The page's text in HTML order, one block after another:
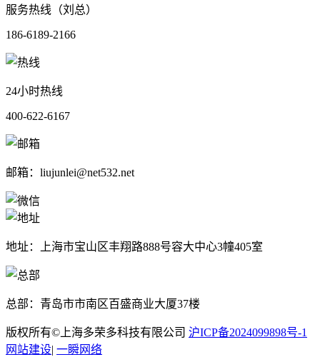
服务热线（刘总）
186-6189-2166
24小时热线
400-622-6167
邮箱：liujunlei@net532.net
地址：上海市宝山区丰翔路888号容大中心3幢405室
总部：青岛市市南区百盛商业大厦37楼
版权所有©上海多荣多科技有限公司 沪ICP备2024099898号-1
网站建设| 一瞬网络